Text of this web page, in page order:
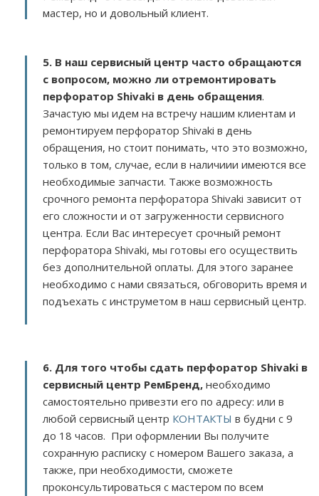
мастер, но и довольный клиент.
5. В наш сервисный центр часто обращаются
с вопросом, можно ли отремонтировать
перфоратор Shivaki в день обращения.
Зачастую мы идем на встречу нашим клиентам и
ремонтируем перфоратор Shivaki в день
обращения, но стоит понимать, что это возможно,
только в том, случае, если в наличиии имеются все
необходимые запчасти. Также возможность
срочного ремонта перфоратора Shivaki зависит от
его сложности и от загруженности сервисного
центра. Если Вас интересует срочный ремонт
перфоратора Shivaki, мы готовы его осуществить
без дополнительной оплаты. Для этого заранее
необходимо с нами связаться, обговорить время и
подъехать с инструметом в наш сервисный центр.
6. Для того чтобы сдать перфоратор Shivaki в
сервисный центр РемБренд, необходимо
самостоятельно привезти его по адресу: или в
любой сервисный центр КОНТАКТЫ в будни с 9
до 18 часов. При оформлении Вы получите
сохранную расписку с номером Вашего заказа, а
также, при необходимости, сможете
проконсультироваться с мастером по всем